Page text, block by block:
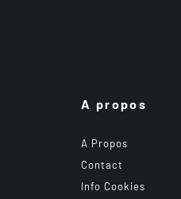
A propos
A Propos
Contact
Info Cookies